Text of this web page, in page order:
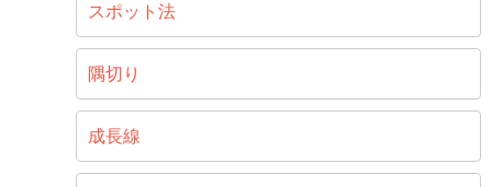
スポット法
隅切り
成長線